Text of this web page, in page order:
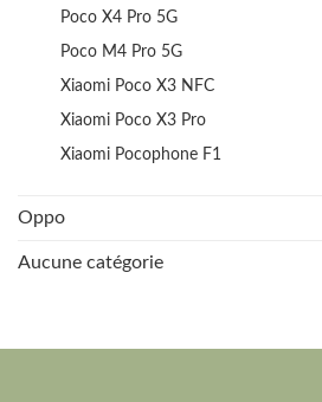
Poco X4 Pro 5G
Poco M4 Pro 5G
Xiaomi Poco X3 NFC
Xiaomi Poco X3 Pro
Xiaomi Pocophone F1
Oppo
Aucune catégorie